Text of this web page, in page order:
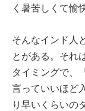
く暑苦しくて愉
そんなインド人
とがある。それ
タイミングで、
言っていいほど
り早いくらいの